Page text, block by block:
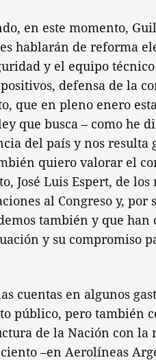
en este momento,
hablarán de reforma
y el equipo
defensa de la
que en pleno enero
que busca – como he
del país y nos resulta
quiero valorar el
José Luis Espert, de
al Congreso y, por
también y que han
y su compromiso
cuentas en algunos
público, pero también
de la Nación con la
–en Aerolíneas